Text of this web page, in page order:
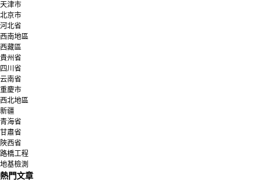
天津市
北京市
河北省
西南地區
西藏區
貴州省
四川省
云南省
重慶市
西北地區
新疆
青海省
甘肅省
陜西省
路橋工程
地基檢測
熱門文章